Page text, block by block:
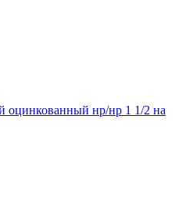
оцинкованный нр/нр 1 1/2 на